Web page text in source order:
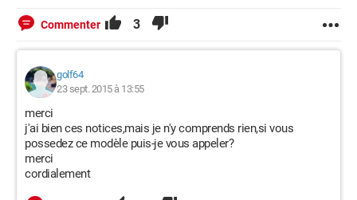
Commenter 3
golf64
23 sept. 2015 à 13:55
merci
j'ai bien ces notices,mais je n'y comprends rien,si vous
possedez ce modèle puis-je vous appeler?
merci
cordialement